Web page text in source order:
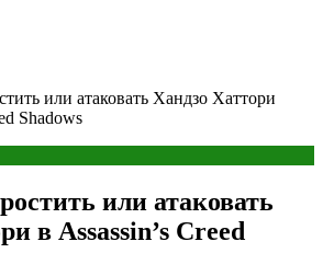
или атаковать Хандзо Хаттори
Shadows
или атаковать
в Assassin’s Creed